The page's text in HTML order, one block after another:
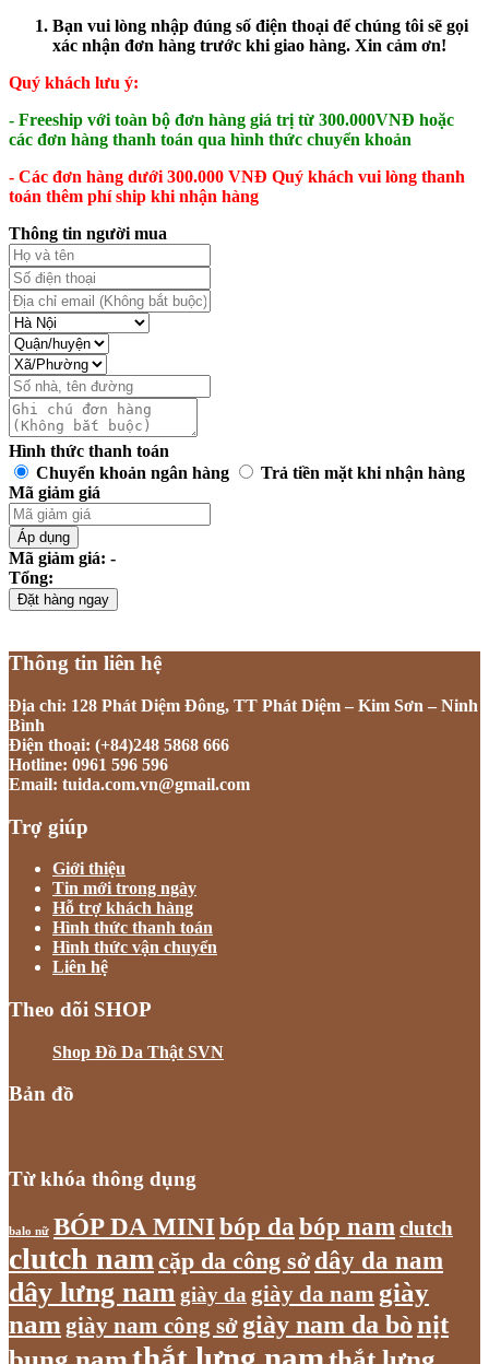
Bạn vui lòng nhập đúng số điện thoại để chúng tôi sẽ gọi
xác nhận đơn hàng trước khi giao hàng. Xin cảm ơn!
Quý khách lưu ý:
- Freeship với toàn bộ đơn hàng giá trị từ 300.000VNĐ hoặc
các đơn hàng thanh toán qua hình thức chuyển khoản
- Các đơn hàng dưới 300.000 VNĐ Quý khách vui lòng thanh
toán thêm phí ship khi nhận hàng
Thông tin người mua
Hình thức thanh toán
Chuyển khoản ngân hàng
Trả tiền mặt khi nhận hàng
Mã giảm giá
Áp dụng
Mã giảm giá: -
Tổng:
Đặt hàng ngay
Thông tin liên hệ
Địa chỉ: 128 Phát Diệm Đông, TT Phát Diệm – Kim Sơn – Ninh
Bình
Điện thoại: (+84)248 5868 666
Hotline: 0961 596 596
Email: tuida.com.vn@gmail.com
Trợ giúp
Giới thiệu
Tin mới trong ngày
Hỗ trợ khách hàng
Hình thức thanh toán
Hình thức vận chuyển
Liên hệ
Theo dõi SHOP
Shop Đồ Da Thật SVN
Bản đồ
Từ khóa thông dụng
balo nữ BÓP DA MINIbóp da bóp nam clutch
clutch nam cặp da công sở dây da nam
dây lưng nam giày da giày da nam giày
nam giày nam công sở giày nam da bònịt
thắt lưng nam